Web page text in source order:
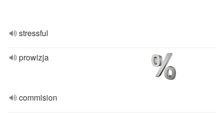
stressful
prowizja
commision